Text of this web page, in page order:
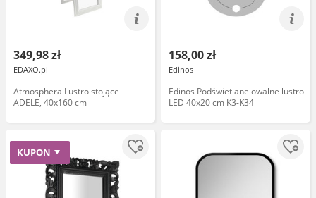
349,98 zł
EDAXO.pl
Atmosphera Lustro stojące
ADELE, 40x160 cm
158,00 zł
Edinos
Edinos Podświetlane owalne lustro
LED 40x20 cm K3-K34
KUPON